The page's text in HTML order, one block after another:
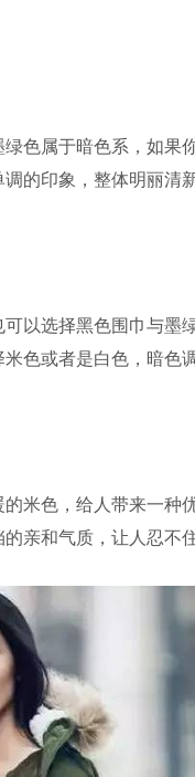
色属于暗色系，如果
的印象，整体明丽清
以选择黑色围巾与墨
色或者是白色，暗色
米色，给人带来一种
亲和气质，让人忍不住